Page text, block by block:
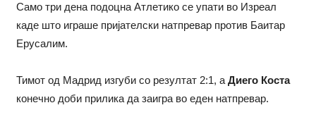
Само три дена подоцна Атлетико се упати во Изреал
каде што играше пријателски натпревар против Баитар
Ерусалим.
Тимот од Мадрид изгуби со резултат 2:1, а Диего Коста
конечно доби прилика да заигра во еден натпревар.